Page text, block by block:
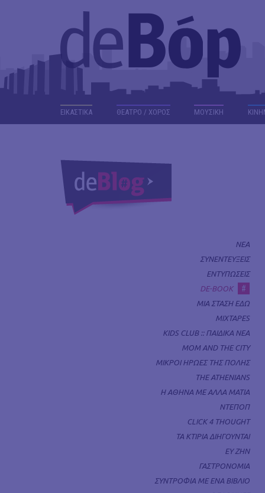
ΕΙΚΑΣΤΙΚΑ ΘΕΑΤΡΟ / ΧΟΡΟΣ ΜΟΥΣΙΚΗ
ΝΕΑ
ΣΥΝΕΝΤΕΥΞΕΙΣ
ΕΝΤΥΠΩΣΕΙΣ
DE-BOOK
#
ΜΙΑ ΣΤΑΣΗ ΕΔΩ
MIXTAPES
KIDS CLUB :: ΠΑΙΔΙΚΑ ΝΕΑ
MOM AND THE CITY
ΜΙΚΡΟΙ ΗΡΩΕΣ ΤΗΣ ΠΟΛΗΣ
THE ATHENIANS
Η ΑΘΗΝΑ ΜΕ ΑΛΛΑ ΜΑΤΙΑ
ΝΤΕΠΟΠ
CLICK 4 THOUGHT
ΤΑ ΚΤΙΡΙΑ ΔΙΗΓΟΥΝΤΑΙ
ΕΥ ΖΗΝ
ΓΑΣΤΡΟΝΟΜΙΑ
ΣΥΝΤΡΟΦΙΑ ΜΕ ΕΝΑ ΒΙΒΛΙΟ